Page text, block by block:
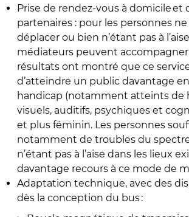
Prise de rendez-vous à domicile et
partenaires : pour les personnes
déplacer ou bien n’étant pas à
médiateurs peuvent accompagner
résultats ont montré que ce
d’atteindre un public davantage
handicap (notamment atteints de
visuels, auditifs, psychiques et
et plus féminin. Les personnes
notamment de troubles du
n’étant pas à l’aise dans les lieux
davantage recours à ce mode de
Adaptation technique, avec des
dès la conception du bus :